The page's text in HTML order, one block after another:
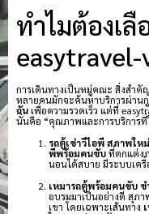
ทำไมต้องเลื
easytravel-
การเดินทางเป็นหมู่คณะ สิ่งสำ
หลายคนมักจะค้นหาบริการผ่านกู
ฉันเพื่อความรวดเร็ว แต่ที่
นั่นคือ “คุณภาพและการบริการที่
รถตู้เช่าวีไอพี สภาพให
พีพร้อมคนขับที่ตกแต่ง
นอนได้สบาย มีระบบเค
เหมารถตู้พร้อมคนขับ
อบรมมาเป็นอย่างดี สุภา
เขา โดยเฉพาะเส้นทาง